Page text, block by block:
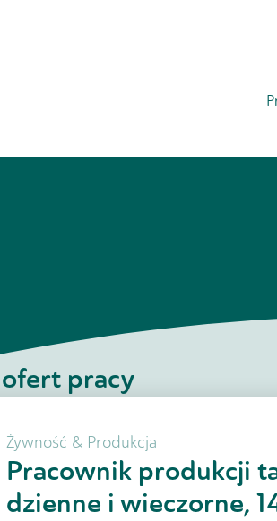
ofert pracy
Żywność & Produkcja
Pracownik produkcji
dzienne i wieczorne,